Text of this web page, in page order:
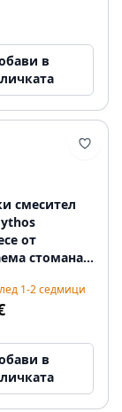
в
смесител
от
стомана с
се
-
1-2 седмици
в